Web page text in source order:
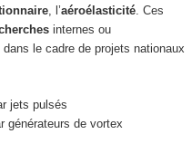
, l’aéroélasticité. Ces
internes ou
dans le cadre de projets nationaux
jets pulsés
générateurs de vortex